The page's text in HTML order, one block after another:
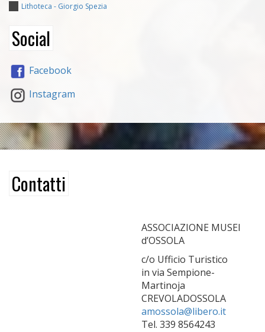
Lithoteca - Giorgio Spezia
Social
Facebook
Instagram
Contatti
ASSOCIAZIONE MUSEI
d’OSSOLA
c/o Ufficio Turistico
in via Sempione-
Martinoja
CREVOLADOSSOLA
amossola@libero.it
Tel. 339 8564243